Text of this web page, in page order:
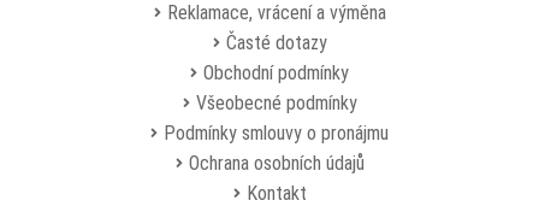
Reklamace, vrácení a výměna
Časté dotazy
Obchodní podmínky
Všeobecné podmínky
Podmínky smlouvy o pronájmu
Ochrana osobních údajů
Kontakt